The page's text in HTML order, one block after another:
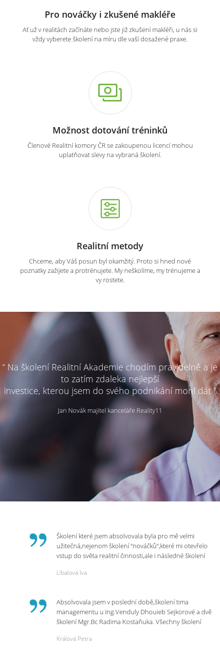
Pro nováčky i zkušené makléře
Ať už v realitách začínáte nebo jste již zkušení makléři, u nás si
vždy vyberete školení na míru dle vaší dosažené praxe.
Možnost dotování tréninků
Členové Realitní komory ČR se zakoupenou licencí mohou
uplatňovat slevy na vybraná školení.
Realitní metody
Chceme, aby Váš posun byl okamžitý. Proto si hned nové
poznatky zažijete a protrénujete. My neškolíme, my trénujeme a
vy rostete.
“ Na školení Realitní Akademie chodím pravidelně a je
to zatím zdaleka nejlepší
investice, kterou jsem do svého podnikání mohl dát ”
Jan Novák majitel kanceláře Reality11
Školení které jsem absolvovala byla pro mě velmi
užitečná,nejenom školení “nováčků“,které mi otevřelo
vstup do světa realitní činnosti,ale i následné školení
p.Vendulce která s nesmírnou lidskostí,přesto
potřebná školení,která Realitní Akademie umožňuje.
Líbalová Iva
Absolvovala jsem v poslední době,školení tima
managementu u Ing.Venduly Dhouieb Sejkorové a dvě
školení Mgr.Bc Radima Kostaňuka. Všechny školení
práci a na život.
Králová Petra